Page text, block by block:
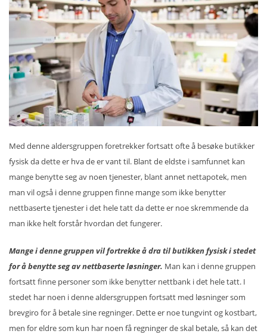
Med denne aldersgruppen foretrekker fortsatt ofte å besøke butikker
fysisk da dette er hva de er vant til. Blant de eldste i samfunnet kan
mange benytte seg av noen tjenester, blant annet nettapotek, men
man vil også i denne gruppen finne mange som ikke benytter
nettbaserte tjenester i det hele tatt da dette er noe skremmende da
man ikke helt forstår hvordan det fungerer.
Mange i denne gruppen vil fortrekke å dra til butikken fysisk i stedet
for å benytte seg av nettbaserte løsninger. Man kan i denne gruppen
fortsatt finne personer som ikke benytter nettbank i det hele tatt. I
stedet har noen i denne aldersgruppen fortsatt med løsninger som
brevgiro for å betale sine regninger. Dette er noe tungvint og kostbart,
men for eldre som kun har noen få regninger de skal betale, så kan det